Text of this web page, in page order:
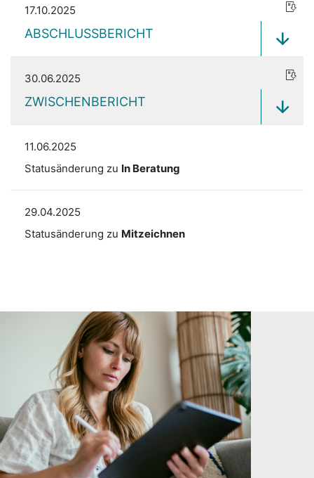
17.10.2025
ABSCHLUSSBERICHT
30.06.2025
ZWISCHENBERICHT
11.06.2025
Statusänderung zu In Beratung
29.04.2025
Statusänderung zu Mitzeichnen